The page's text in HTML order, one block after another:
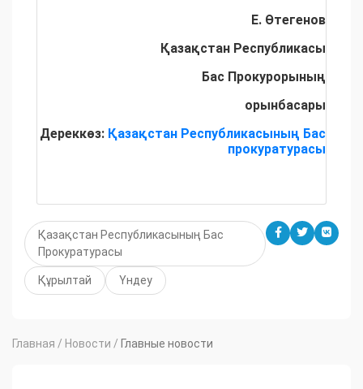
Е. Өтегенов
Қазақстан Республикасы
Бас Прокурорының
орынбасары
Дереккөз: Қазақстан Республикасының Бас
прокуратурасы
Қазақстан Республикасының Бас
Прокуратурасы
Құрылтай Үндеу
Главная / Новости / Главные новости